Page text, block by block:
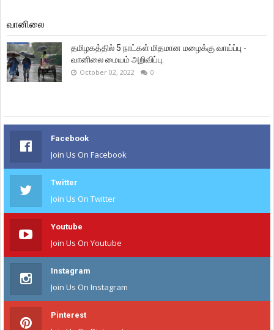
வானிலை
தமிழகத்தில் 5 நாட்கள் மிதமான மழைக்கு வாய்ப்பு -
வானிலை மையம் அறிவிப்பு.
October 02, 2022 0
Facebook
Join Us On Facebook
Twitter
Join Us On Twitter
Youtube
Join Us On Youtube
Instagram
Join Us On Instagram
Pinterest